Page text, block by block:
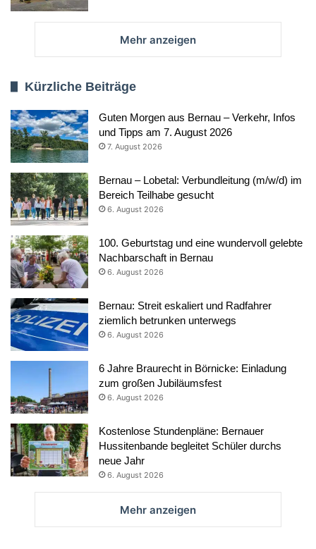
Mehr anzeigen
Kürzliche Beiträge
Guten Morgen aus Bernau – Verkehr, Infos
und Tipps am 7. August 2026
7. August 2026
Bernau – Lobetal: Verbundleitung (m/w/d) im
Bereich Teilhabe gesucht
6. August 2026
100. Geburtstag und eine wundervoll gelebte
Nachbarschaft in Bernau
6. August 2026
Bernau: Streit eskaliert und Radfahrer
ziemlich betrunken unterwegs
6. August 2026
6 Jahre Braurecht in Börnicke: Einladung
zum großen Jubiläumsfest
6. August 2026
Kostenlose Stundenpläne: Bernauer
Hussitenbande begleitet Schüler durchs
neue Jahr
6. August 2026
Mehr anzeigen